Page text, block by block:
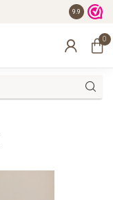
gratis
9.9
0